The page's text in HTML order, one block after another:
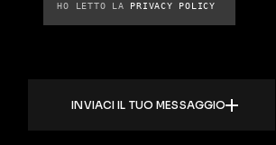
HO LETTO LA PRIVACY POLICY
INVIACI IL TUO MESSAGGIO